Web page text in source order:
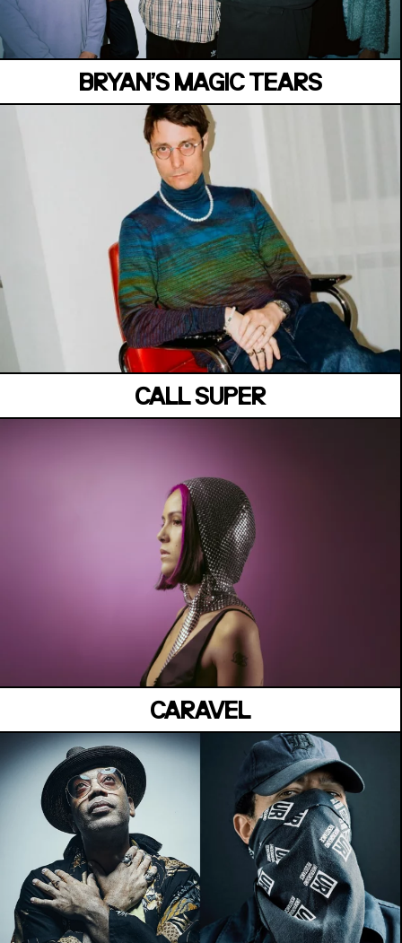
BRYAN’S MAGIC TEARS
CALL SUPER
LA SUITE
Vendredi 03 juillet
CARAVEL
BELVÉDÈRE CESÁRIA ÉVORA
Jeudi 02 Juillet
MANOIR DE KEROUAL
Samedi 04 juillet